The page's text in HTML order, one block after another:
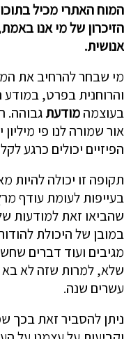
המוח האתרי מכיל
הזיכרון של מי אנו
אנושית.
מי שבחר להרחיב את
והרוחנית בפרט, במודע
בעוצמהמודעתגבוהה.
אור שמורה לנו פי
הפיזיים יכולים כרגע
תקופה זו יכולה להיות
בעייפות לעומת עודף
שהביאו זאת למודעות
במובן של היכולת
מגיבים ועוד דברים
שלא, למרות שזה לא בא
עשרים שנה.
ניתן להסביר זאת בכך